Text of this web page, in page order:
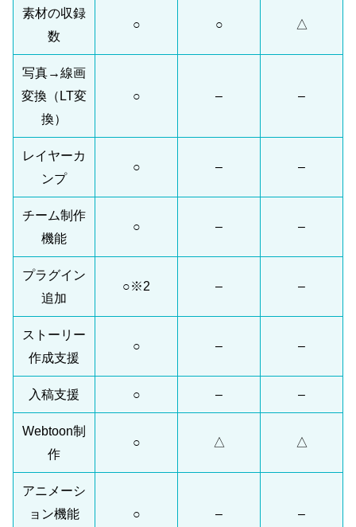
素材の収録
数
○ ○ △
写真→線画
変換（LT変
換）
○ – –
レイヤーカ
ンプ
○ – –
チーム制作
機能
○ – –
プラグイン
追加
○※2 – –
ストーリー
作成支援
○ – –
入稿支援 ○ – –
Webtoon制
作
○ △ △
アニメーシ
ョン機能
○ – –